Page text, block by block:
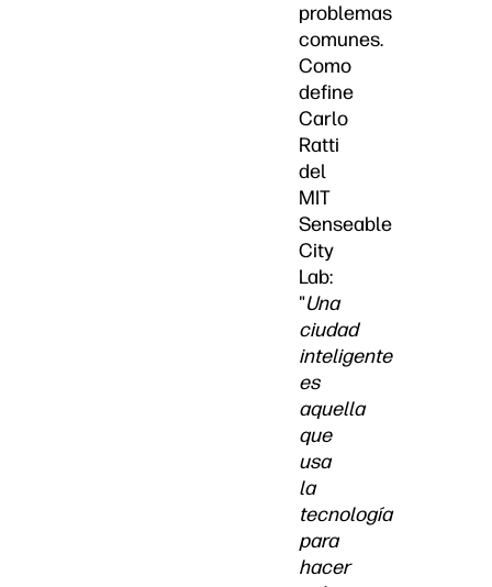
problemas
comunes.
Como
define
Carlo
Ratti
del
MIT
Senseable
City
Lab:
"Una
ciudad
inteligente
es
aquella
que
usa
la
tecnología
para
hacer